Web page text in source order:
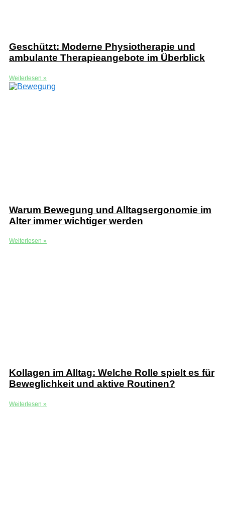
Geschützt: Moderne Physiotherapie und
ambulante Therapieangebote im Überblick
Weiterlesen »
Warum Bewegung und Alltagsergonomie im
Alter immer wichtiger werden
Weiterlesen »
Kollagen im Alltag: Welche Rolle spielt es für
Beweglichkeit und aktive Routinen?
Weiterlesen »